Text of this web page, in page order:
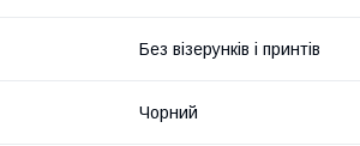
Без візерунків і принтів
Чорний